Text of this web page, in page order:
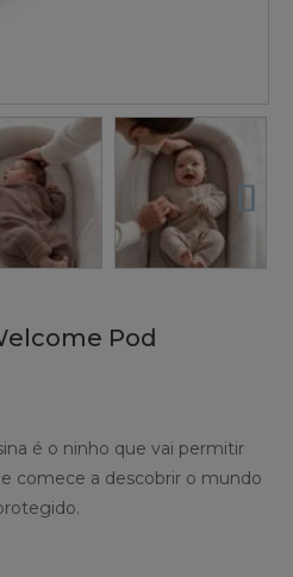
Pod
é o ninho que vai permitir
comece a descobrir o mundo